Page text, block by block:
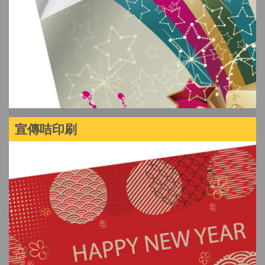
宣傳咭印刷